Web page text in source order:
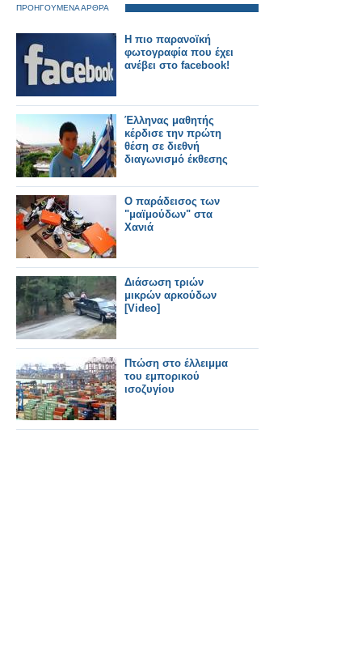
ΠΡΟΗΓΟΥΜΕΝΑ ΑΡΘΡΑ
Η πιο παρανοϊκή
φωτογραφία που έχει
ανέβει στο facebook!
Έλληνας μαθητής
κέρδισε την πρώτη
θέση σε διεθνή
διαγωνισμό έκθεσης
O παράδεισος των
"μαϊμούδων" στα
Χανιά
Διάσωση τριών
μικρών αρκούδων
[Video]
Πτώση στο έλλειμμα
του εμπορικού
ισοζυγίου